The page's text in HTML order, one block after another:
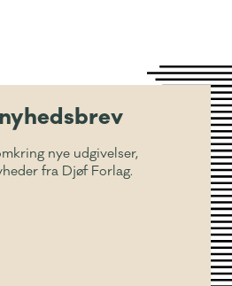
nye udgivelser,
fra Djøf Forlag.